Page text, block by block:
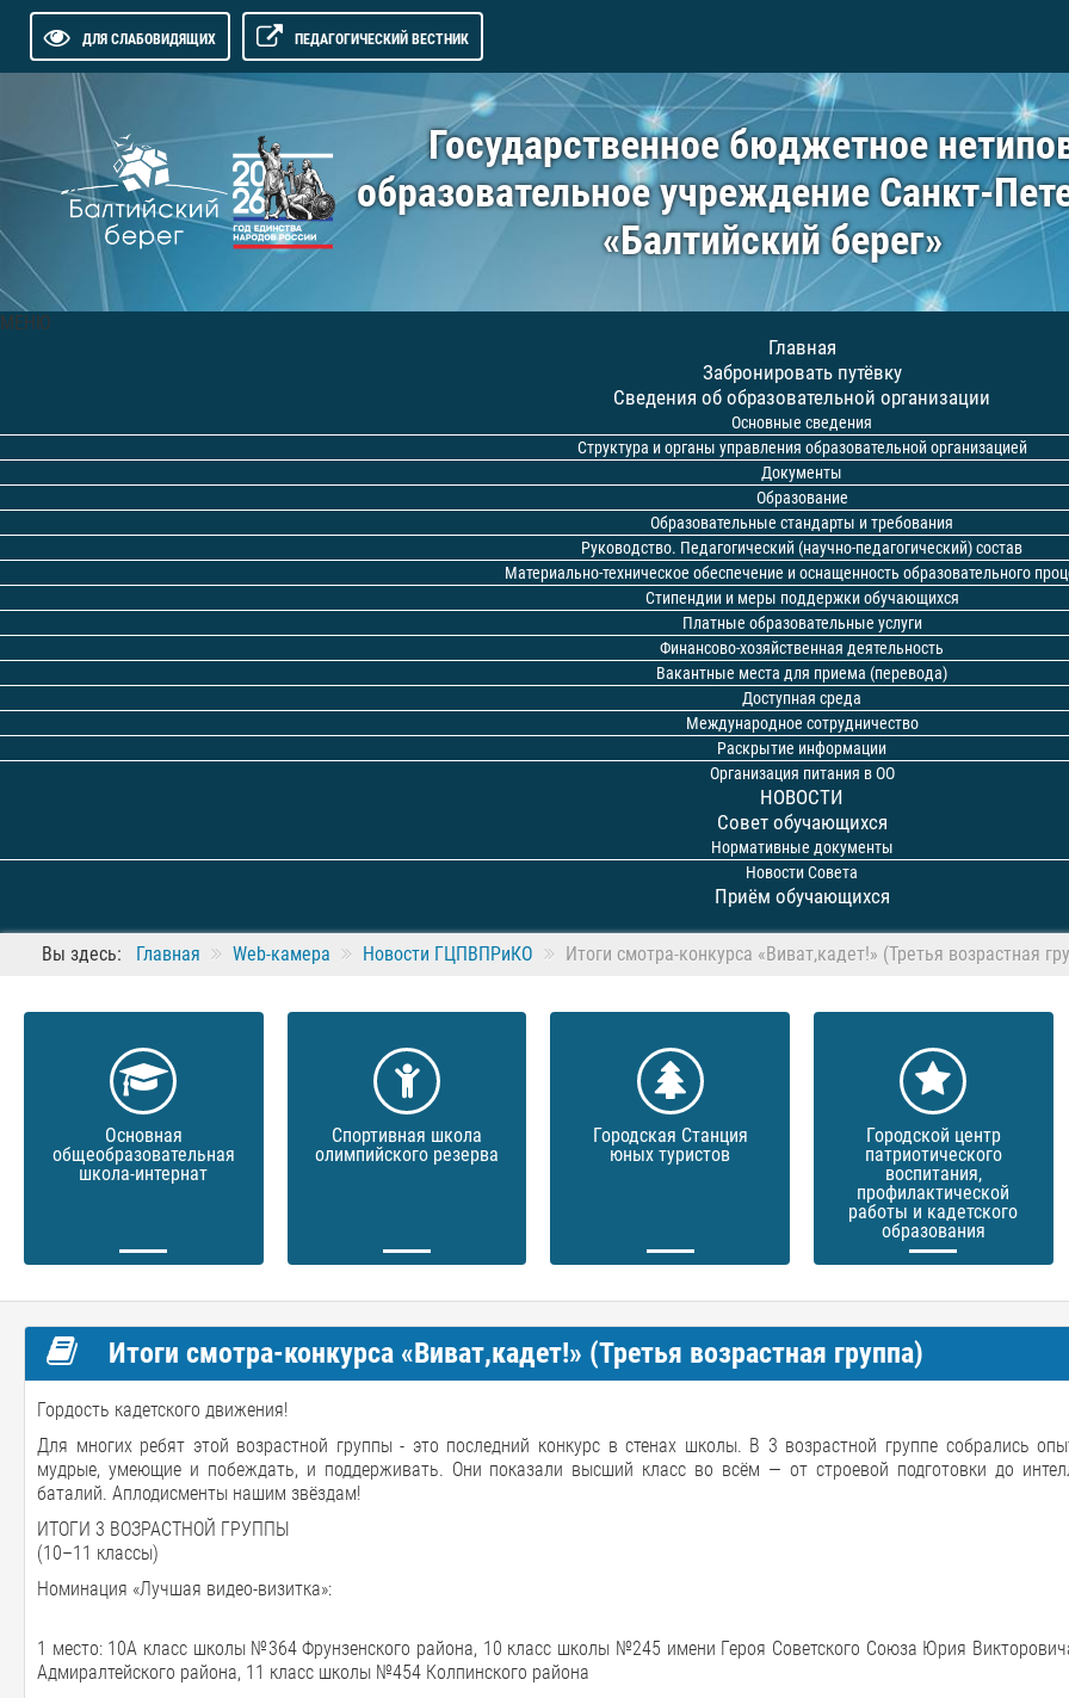
ДЛЯ СЛАБОВИДЯЩИХ ПЕДАГОГИЧЕСКИЙ ВЕСТНИК
Государственное бюджетное
образовательное учреждение Санкт-
«Балтийский берег»
МЕНЮ
Главная
Забронировать путёвку
Сведения об образовательной организации
Основные сведения
Структура и органы управления образовательной организацией
Документы
Образование
Образовательные стандарты и требования
Руководство. Педагогический (научно-педагогический) состав
Материально-техническое обеспечение и оснащенность образовательного
Стипендии и меры поддержки обучающихся
Платные образовательные услуги
Финансово-хозяйственная деятельность
Вакантные места для приема (перевода)
Доступная среда
Международное сотрудничество
Раскрытие информации
Организация питания в ОО
НОВОСТИ
Совет обучающихся
Нормативные документы
Новости Совета
Приём обучающихся
Вы здесь: Главная Web-камера Новости ГЦПВПРиКО Итоги смотра-конкурса «Виват,кадет!» (Третья возрастная
Основная
общеобразовательная
школа-интернат
Спортивная школа
олимпийского резерва
Городская Станция
юных туристов
Городской центр
патриотического
воспитания,
профилактической
работы и кадетского
образования
Итоги смотра-конкурса «Виват,кадет!» (Третья возрастная группа)
Гордость кадетского движения!
Для многих ребят этой возрастной группы - это последний конкурс в стенах школы. В 3 возрастной группе собрались
мудрые, умеющие и побеждать, и поддерживать. Они показали высший класс во всём — от строевой подготовки до
баталий. Аплодисменты нашим звёздам!
ИТОГИ 3 ВОЗРАСТНОЙ ГРУППЫ
(10–11 классы)
Номинация «Лучшая видео-визитка»:
1 место: 10А класс школы №364 Фрунзенского района, 10 класс школы №245 имени Героя Советского Союза Юрия
Адмиралтейского района, 11 класс школы №454 Колпинского района